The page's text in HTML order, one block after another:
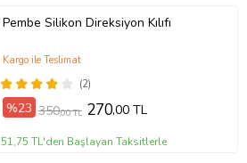
Pembe Silikon Direksiyon Kılıfı
(2)
Kargo ile Teslimat
%23 350,00 TL 270,00 TL
51,75 TL'den Başlayan Taksitlerle